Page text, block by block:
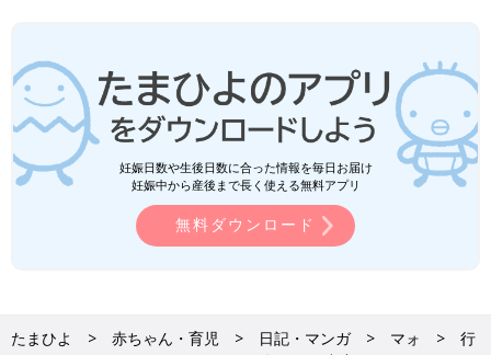
妊娠日数や生後日数に合った情報を毎日お届け
妊娠中から産後まで長く使える無料アプリ
無料ダウンロード
たまひよ 赤ちゃん・育児 日記・マンガ マォ
行